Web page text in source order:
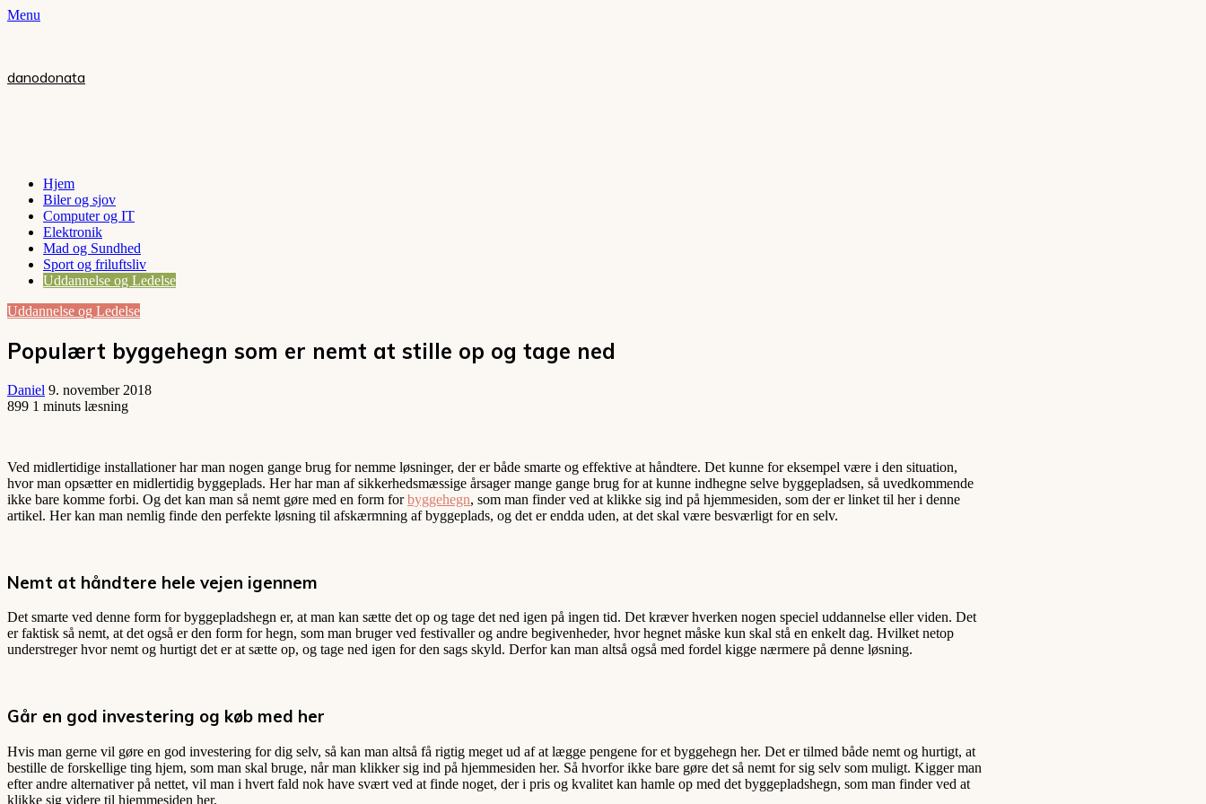
Menu
danodonata
Hjem
Biler og sjov
Computer og IT
Elektronik
Mad og Sundhed
Sport og friluftsliv
Uddannelse og Ledelse
Uddannelse og Ledelse
Populært byggehegn som er nemt at stille op og tage ned
Daniel 9. november 2018
899 1 minuts læsning
Ved midlertidige installationer har man nogen gange brug for nemme løsninger, der er både smarte og effektive at håndtere. Det kunne for eksempel være i den situation,
hvor man opsætter en midlertidig byggeplads. Her har man af sikkerhedsmæssige årsager mange gange brug for at kunne indhegne selve byggepladsen, så uvedkommende
ikke bare komme forbi. Og det kan man så nemt gøre med en form forbyggehegn, som man finder ved at klikke sig ind på hjemmesiden, som der er linket til her i denne
artikel. Her kan man nemlig finde den perfekte løsning til afskærmning af byggeplads, og det er endda uden, at det skal være besværligt for en selv.
Nemt at håndtere hele vejen igennem
Det smarte ved denne form for byggepladshegn er, at man kan sætte det op og tage det ned igen på ingen tid. Det kræver hverken nogen speciel uddannelse eller viden. Det
er faktisk så nemt, at det også er den form for hegn, som man bruger ved festivaller og andre begivenheder, hvor hegnet måske kun skal stå en enkelt dag. Hvilket netop
understreger hvor nemt og hurtigt det er at sætte op, og tage ned igen for den sags skyld. Derfor kan man altså også med fordel kigge nærmere på denne løsning.
Går en god investering og køb med her
Hvis man gerne vil gøre en god investering for dig selv, så kan man altså få rigtig meget ud af at lægge pengene for et byggehegn her. Det er tilmed både nemt og hurtigt, at
bestille de forskellige ting hjem, som man skal bruge, når man klikker sig ind på hjemmesiden her. Så hvorfor ikke bare gøre det så nemt for sig selv som muligt. Kigger man
efter andre alternativer på nettet, vil man i hvert fald nok have svært ved at finde noget, der i pris og kvalitet kan hamle op med det byggepladshegn, som man finder ved at
klikke sig videre til hjemmesiden her.